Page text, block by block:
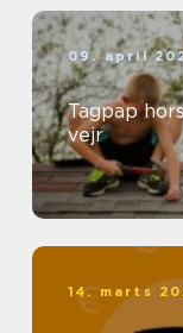
09. april
Tagpap horsens solide
vejr
14. marts